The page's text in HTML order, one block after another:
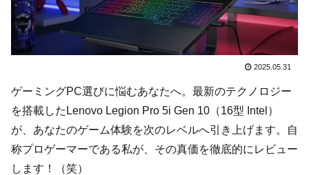
2025.05.31
ゲーミングPC選びに悩むあなたへ。最新のテクノロジー
を搭載したLenovo Legion Pro 5i Gen 10（16型 Intel）
が、あなたのゲーム体験を次のレベルへ引き上げます。自
称プロゲーマーである私が、その真価を徹底的にレビュー
します！（笑）